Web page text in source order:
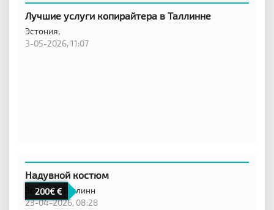
Лучшие услуги копирайтера в Таллинне
Эстония,
3-05-2026, 11:07
200€
Надувной костюм
Эстония, Таллинн
23-04-2026, 08:28